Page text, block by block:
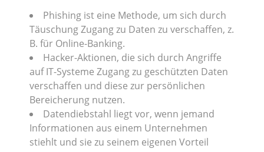
Phishing ist eine Methode, um sich durch
Täuschung Zugang zu Daten zu verschaffen, z.
B. für Online-Banking.
Hacker-Aktionen, die sich durch Angriffe
auf IT-Systeme Zugang zu geschützten Daten
verschaffen und diese zur persönlichen
Bereicherung nutzen.
Datendiebstahl liegt vor, wenn jemand
Informationen aus einem Unternehmen
stiehlt und sie zu seinem eigenen Vorteil